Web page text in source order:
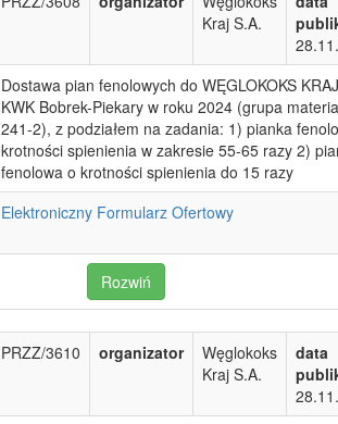
Kraj S.A.
Dostawa pian fenolowych do WĘGLOKOKS
KWK Bobrek-Piekary w roku 2024 (grupa
241-2), z podziałem na zadania: 1) pianka
krotności spienienia w zakresie 55-65 razy 2)
fenolowa o krotności spienienia do 15 razy
Elektroniczny Formularz Ofertowy
Rozwiń
PRZZ/3610 organizator
Węglokoks
Kraj S.A.
data